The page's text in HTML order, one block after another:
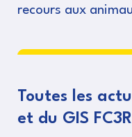
recours aux
Toutes les
et du GIS FC3R